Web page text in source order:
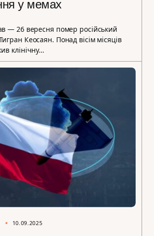
у мемах
— 26 вересня помер російський
Кеосаян. Понад вісім місяців
клінічну…
10.09.2025